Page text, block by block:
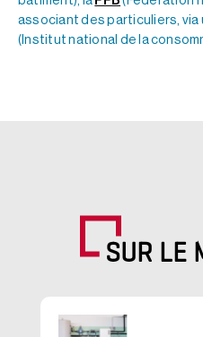
associant des particuliers, via
(Institut national de la
SUR LE